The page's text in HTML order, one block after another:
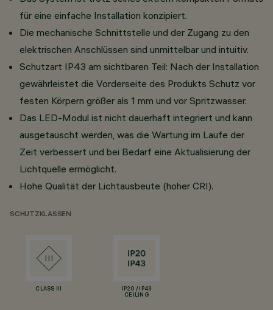
für eine einfache Installation konzipiert.
Die mechanische Schnittstelle und der Zugang zu den
elektrischen Anschlüssen sind unmittelbar und intuitiv.
Schutzart IP43 am sichtbaren Teil: Nach der Installation
gewährleistet die Vorderseite des Produkts Schutz vor
festen Körpern größer als 1 mm und vor Spritzwasser.
Das LED-Modul ist nicht dauerhaft integriert und kann
ausgetauscht werden, was die Wartung im Laufe der
Zeit verbessert und bei Bedarf eine Aktualisierung der
Lichtquelle ermöglicht.
Hohe Qualität der Lichtausbeute (hoher CRI).
SCHUTZKLASSEN
CLASS III
IP20 / IP43
CEILING